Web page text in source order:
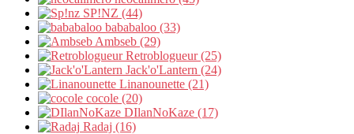
SP!NZ (44)
bababaloo (33)
Ambseb (29)
Retroblogueur (25)
Jack'o'Lantern (24)
Linanounette (21)
cocole (20)
DIlanNoKaze (17)
Radaj (16)